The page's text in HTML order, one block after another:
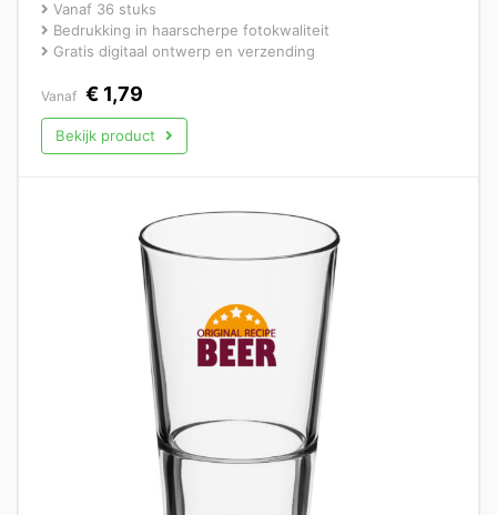
Vanaf 36 stuks
Bedrukking in haarscherpe fotokwaliteit
Gratis digitaal ontwerp en verzending
Vanaf € 1,79
Bekijk product